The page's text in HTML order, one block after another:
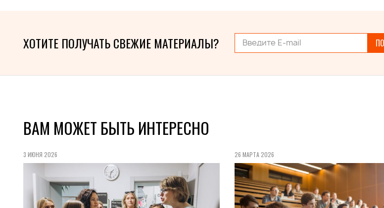
ХОТИТЕ ПОЛУЧАТЬ СВЕЖИЕ МАТЕРИАЛЫ?
ВАМ МОЖЕТ БЫТЬ ИНТЕРЕСНО
3 ИЮНЯ 2026 26 МАРТА 2026